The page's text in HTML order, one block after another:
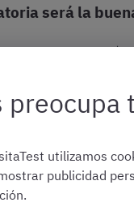
será la
para
es lo único
cuando
preocupa
utilizamos
publicidad